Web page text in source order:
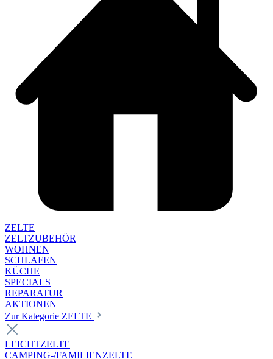
ZELTE
ZELTZUBEHÖR
WOHNEN
SCHLAFEN
KÜCHE
SPECIALS
REPARATUR
AKTIONEN
Zur Kategorie ZELTE
LEICHTZELTE
CAMPING-/FAMILIENZELTE